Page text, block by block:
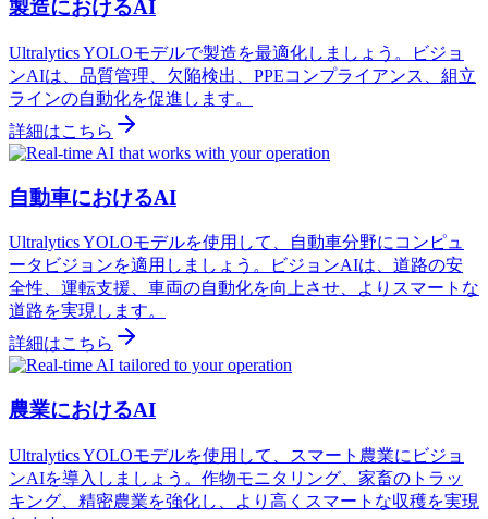
製造におけるAI
Ultralytics YOLOモデルで製造を最適化しましょう。ビジョ
ンAIは、品質管理、欠陥検出、PPEコンプライアンス、組立
ラインの自動化を促進します。
詳細はこちら
自動車におけるAI
Ultralytics YOLOモデルを使用して、自動車分野にコンピュ
ータビジョンを適用しましょう。ビジョンAIは、道路の安
全性、運転支援、車両の自動化を向上させ、よりスマートな
道路を実現します。
詳細はこちら
農業におけるAI
Ultralytics YOLOモデルを使用して、スマート農業にビジョ
ンAIを導入しましょう。作物モニタリング、家畜のトラッ
キング、精密農業を強化し、より高くスマートな収穫を実現